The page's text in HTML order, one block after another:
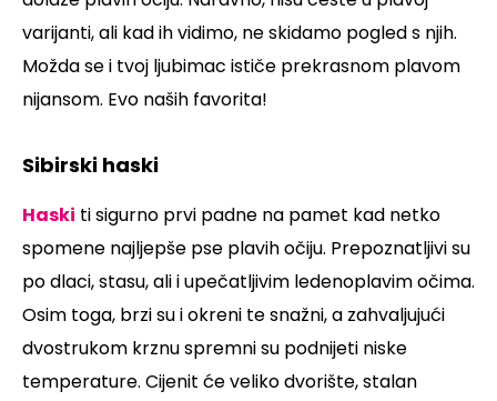
varijanti, ali kad ih vidimo, ne skidamo pogled s njih.
Možda se i tvoj ljubimac ističe prekrasnom plavom
nijansom. Evo naših favorita!
Sibirski haski
Haski ti sigurno prvi padne na pamet kad netko
spomene najljepše pse plavih očiju. Prepoznatljivi su
po dlaci, stasu, ali i upečatljivim ledenoplavim očima.
Osim toga, brzi su i okreni te snažni, a zahvaljujući
dvostrukom krznu spremni su podnijeti niske
temperature. Cijenit će veliko dvorište, stalan